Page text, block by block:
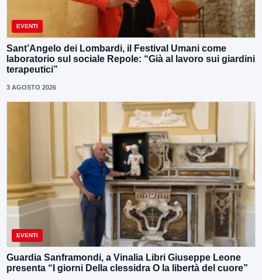
EVENTI
Sant’Angelo dei Lombardi, il Festival Umani come
laboratorio sul sociale Repole: “Già al lavoro sui giardini
terapeutici”
3 AGOSTO 2026
EVENTI
Guardia Sanframondi, a Vinalia Libri Giuseppe Leone
presenta “I giorni Della clessidra O la libertà del cuore”